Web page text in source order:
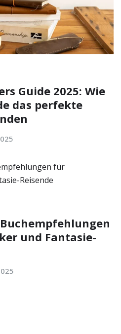
Guide 2025: Wie
das perfekte
und Fantasie-